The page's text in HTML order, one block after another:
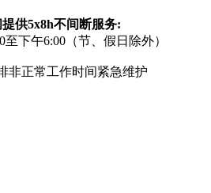
供5x8h不间断服务:
下午6:00（节、假日除外）
非正常工作时间紧急维护